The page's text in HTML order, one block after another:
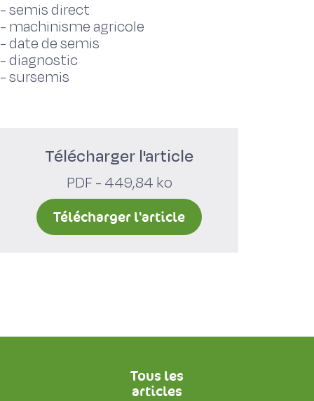
-semis direct
- machinisme agricole
-date de semis
-diagnostic
-sursemis
Télécharger l'article
PDF - 449,84 ko
Télécharger l'article
Tous les
articles